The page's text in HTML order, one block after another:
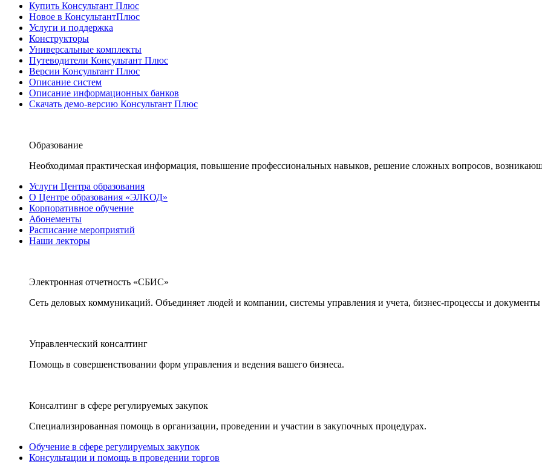
Купить Консультант Плюс
Новое в КонсультантПлюс
Услуги и поддержка
Конструкторы
Универсальные комплекты
Путеводители Консультант Плюс
Версии Консультант Плюс
Описание систем
Описание информационных банков
Скачать демо-версию Консультант Плюс
Образование
Необходимая практическая информация, повышение профессиональных навыков, решение сложных вопросов,
Услуги Центра образования
О Центре образования «ЭЛКОД»
Корпоративное обучение
Абонементы
Расписание мероприятий
Наши лекторы
Электронная отчетность «СБИС»
Сеть деловых коммуникаций. Объединяет людей и компании, системы управления и учета, бизнес-процессы и документы
Управленческий консалтинг
Помощь в совершенствовании форм управления и ведения вашего бизнеса.
Консалтинг в сфере регулируемых закупок
Специализированная помощь в организации, проведении и участии в закупочных процедурах.
Обучение в сфере регулируемых закупок
Консультации и помощь в проведении торгов